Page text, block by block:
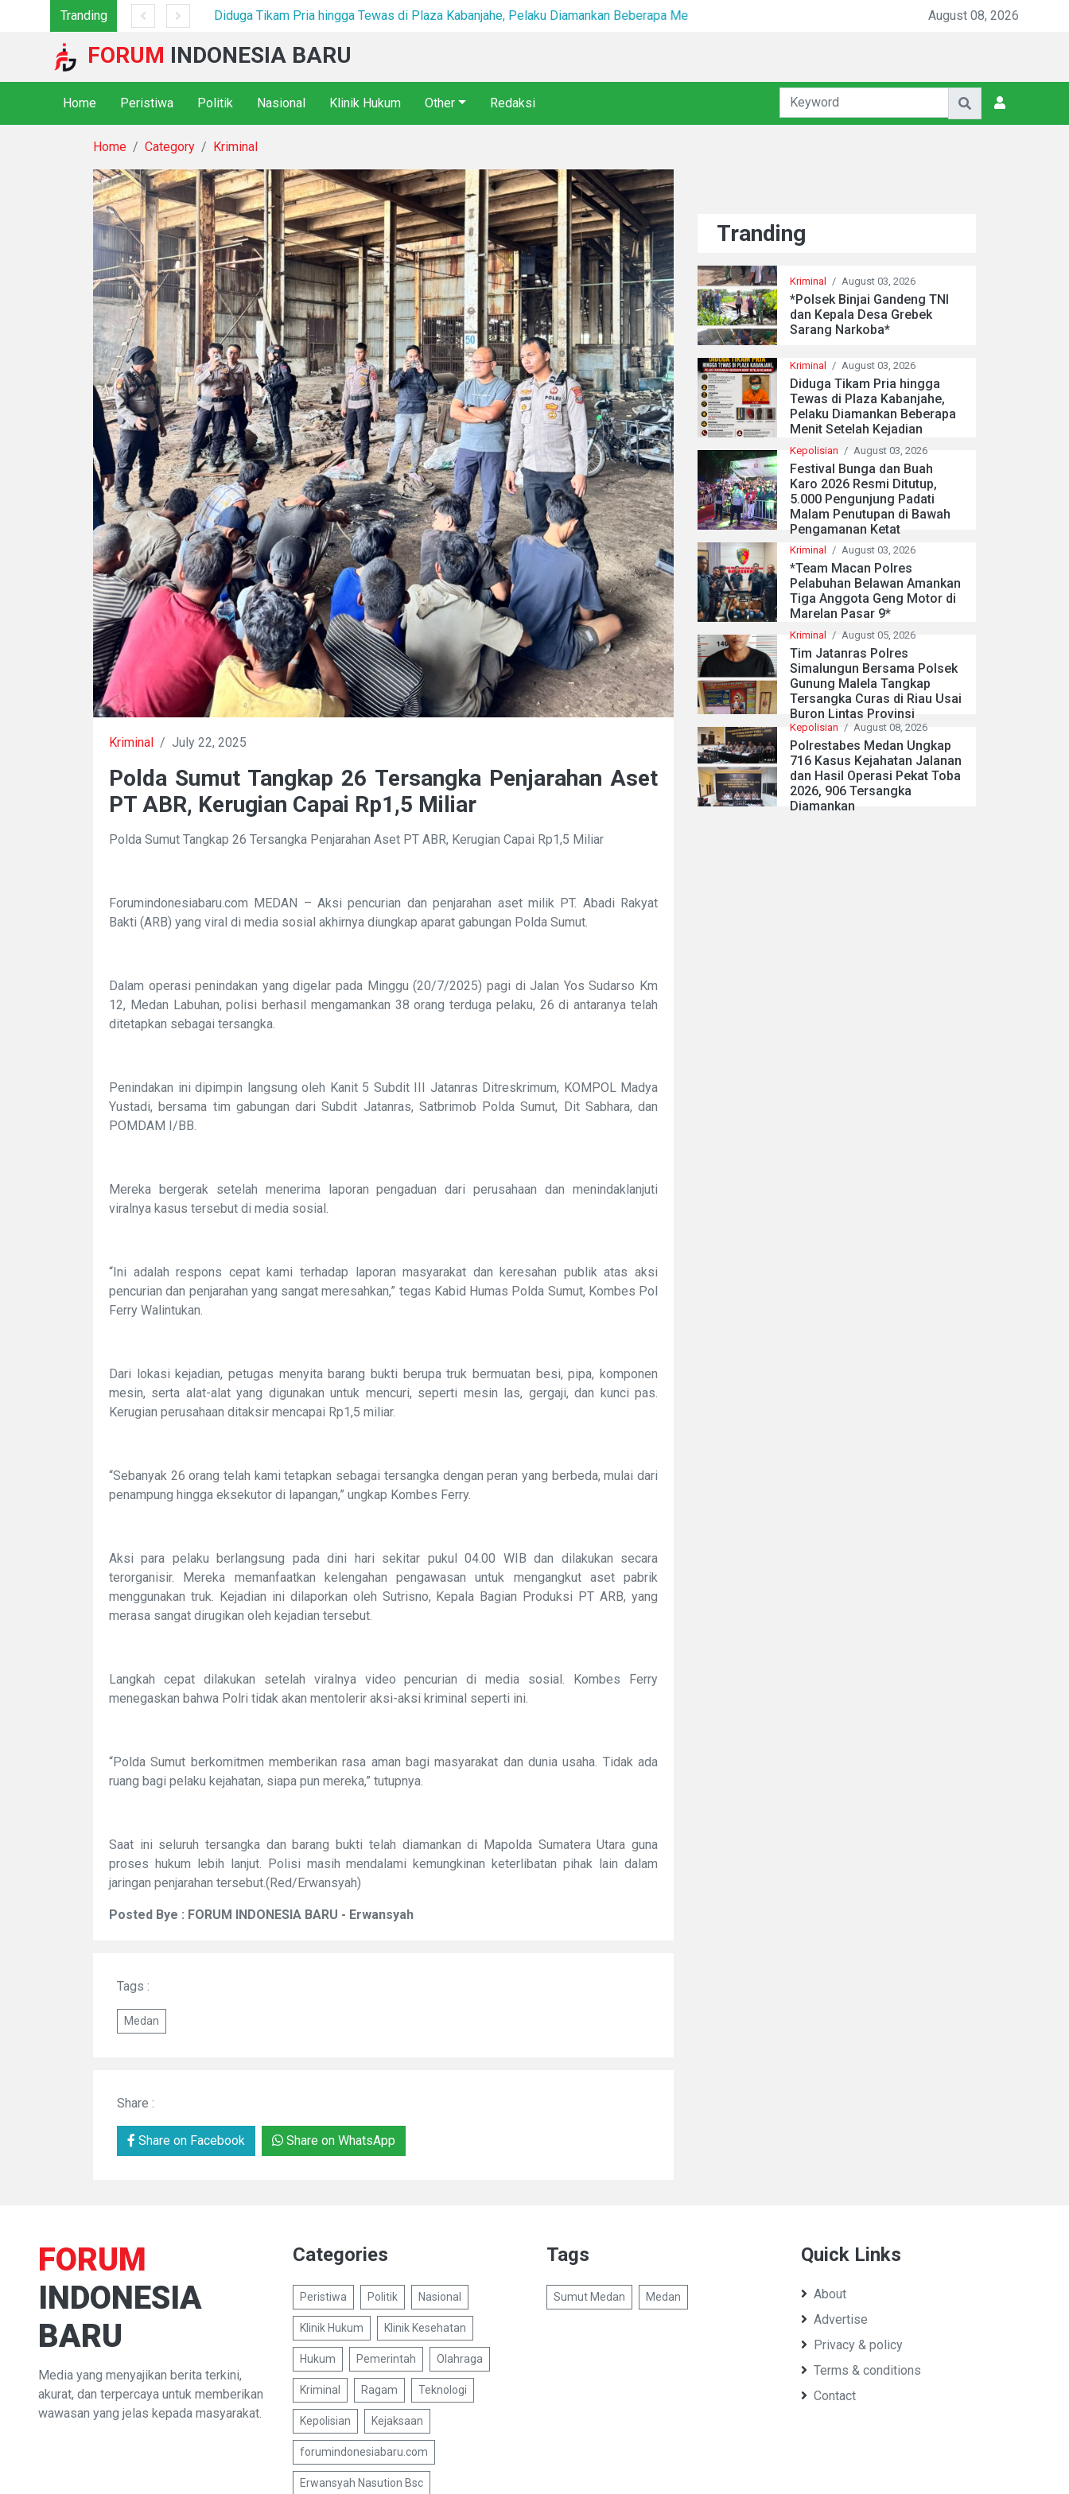
Tranding
Sarang Narkoba* Diduga Tikam Pria hingga Tewas di Plaza Kabanjahe, Pelaku Diamankan Beberapa Menit Setelah Kejadian August 08, 2026
FORUM INDONESIA BARU
Home Peristiwa Politik Nasional Klinik Hukum Other Redaksi
Home Category Kriminal
Kriminal / July 22, 2025
Polda Sumut Tangkap 26 Tersangka Penjarahan Aset
PT ABR, Kerugian Capai Rp1,5 Miliar
Polda Sumut Tangkap 26 Tersangka Penjarahan Aset PT ABR, Kerugian Capai Rp1,5 Miliar
Forumindonesiabaru.com MEDAN – Aksi pencurian dan penjarahan aset milik PT. Abadi Rakyat
Bakti (ARB) yang viral di media sosial akhirnya diungkap aparat gabungan Polda Sumut.
Dalam operasi penindakan yang digelar pada Minggu (20/7/2025) pagi di Jalan Yos Sudarso Km
12, Medan Labuhan, polisi berhasil mengamankan 38 orang terduga pelaku, 26 di antaranya telah
ditetapkan sebagai tersangka.
Penindakan ini dipimpin langsung oleh Kanit 5 Subdit III Jatanras Ditreskrimum, KOMPOL Madya
Yustadi, bersama tim gabungan dari Subdit Jatanras, Satbrimob Polda Sumut, Dit Sabhara, dan
POMDAM I/BB.
Mereka bergerak setelah menerima laporan pengaduan dari perusahaan dan menindaklanjuti
viralnya kasus tersebut di media sosial.
“Ini adalah respons cepat kami terhadap laporan masyarakat dan keresahan publik atas aksi
pencurian dan penjarahan yang sangat meresahkan,” tegas Kabid Humas Polda Sumut, Kombes Pol
Ferry Walintukan.
Dari lokasi kejadian, petugas menyita barang bukti berupa truk bermuatan besi, pipa, komponen
mesin, serta alat-alat yang digunakan untuk mencuri, seperti mesin las, gergaji, dan kunci pas.
Kerugian perusahaan ditaksir mencapai Rp1,5 miliar.
“Sebanyak 26 orang telah kami tetapkan sebagai tersangka dengan peran yang berbeda, mulai dari
penampung hingga eksekutor di lapangan,” ungkap Kombes Ferry.
Aksi para pelaku berlangsung pada dini hari sekitar pukul 04.00 WIB dan dilakukan secara
terorganisir. Mereka memanfaatkan kelengahan pengawasan untuk mengangkut aset pabrik
menggunakan truk. Kejadian ini dilaporkan oleh Sutrisno, Kepala Bagian Produksi PT ARB, yang
merasa sangat dirugikan oleh kejadian tersebut.
Langkah cepat dilakukan setelah viralnya video pencurian di media sosial. Kombes Ferry
menegaskan bahwa Polri tidak akan mentolerir aksi-aksi kriminal seperti ini.
“Polda Sumut berkomitmen memberikan rasa aman bagi masyarakat dan dunia usaha. Tidak ada
ruang bagi pelaku kejahatan, siapa pun mereka,” tutupnya.
Saat ini seluruh tersangka dan barang bukti telah diamankan di Mapolda Sumatera Utara guna
proses hukum lebih lanjut. Polisi masih mendalami kemungkinan keterlibatan pihak lain dalam
jaringan penjarahan tersebut.(Red/Erwansyah)
Posted Bye : FORUM INDONESIA BARU - Erwansyah
Tags :
Medan
Share :
Share on Facebook Share on WhatsApp
Tranding
Kriminal / August 03, 2026
*Polsek Binjai Gandeng TNI
dan Kepala Desa Grebek
Sarang Narkoba*
Kriminal / August 03, 2026
Diduga Tikam Pria hingga
Tewas di Plaza Kabanjahe,
Pelaku Diamankan Beberapa
Menit Setelah Kejadian
Kepolisian / August 03, 2026
Festival Bunga dan Buah
Karo 2026 Resmi Ditutup,
5.000 Pengunjung Padati
Malam Penutupan di Bawah
Pengamanan Ketat
Kriminal / August 03, 2026
*Team Macan Polres
Pelabuhan Belawan Amankan
Tiga Anggota Geng Motor di
Marelan Pasar 9*
Kriminal / August 05, 2026
Tim Jatanras Polres
Simalungun Bersama Polsek
Gunung Malela Tangkap
Tersangka Curas di Riau Usai
Buron Lintas Provinsi
Kepolisian / August 08, 2026
Polrestabes Medan Ungkap
716 Kasus Kejahatan Jalanan
dan Hasil Operasi Pekat Toba
2026, 906 Tersangka
Diamankan
FORUM
INDONESIA
BARU
Media yang menyajikan berita terkini,
akurat, dan terpercaya untuk memberikan
wawasan yang jelas kepada masyarakat.
Categories
Peristiwa Politik Nasional
Klinik Hukum Klinik Kesehatan
Hukum Pemerintah Olahraga
Kriminal Ragam Teknologi
Kepolisian Kejaksaan
forumindonesiabaru.com
Erwansyah Nasution Bsc
Tags
Sumut Medan Medan
Quick Links
About
Advertise
Privacy & policy
Terms & conditions
Contact